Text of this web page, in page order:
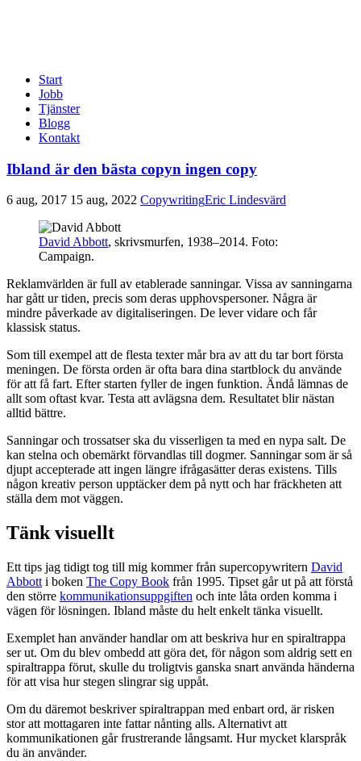
Start
Jobb
Tjänster
Blogg
Kontakt
Ibland är den bästa copyn ingen copy
6 aug, 2017 15 aug, 2022 CopywritingEric Lindesvärd
David Abbott, skrivsmurfen, 1938–2014. Foto:
Campaign.
Reklamvärlden är full av etablerade sanningar. Vissa av sanningarna
har gått ur tiden, precis som deras upphovspersoner. Några är
mindre påverkade av digitaliseringen. De lever vidare och får
klassisk status.
Som till exempel att de flesta texter mår bra av att du tar bort första
meningen. De första orden är ofta bara dina startblock du använde
för att få fart. Efter starten fyller de ingen funktion. Ändå lämnas de
allt som oftast kvar. Testa att avlägsna dem. Resultatet blir nästan
alltid bättre.
Sanningar och trossatser ska du visserligen ta med en nypa salt. De
kan stelna och obemärkt förvandlas till dogmer. Sanningar som är så
djupt accepterade att ingen längre ifrågasätter deras existens. Tills
någon kreativ person upptäcker dem på nytt och har fräckheten att
ställa dem mot väggen.
Tänk visuellt
Ett tips jag tidigt tog till mig kommer från supercopywritern David
Abbott i boken The Copy Book från 1995. Tipset går ut på att förstå
den större kommunikationsuppgiften och inte låta orden komma i
vägen för lösningen. Ibland måste du helt enkelt tänka visuellt.
Exemplet han använder handlar om att beskriva hur en spiraltrappa
ser ut. Om du blev ombedd att göra det, för någon som aldrig sett en
spiraltrappa förut, skulle du troligtvis ganska snart använda händerna
för att visa hur stegen slingrar sig uppåt.
Om du däremot beskriver spiraltrappan med enbart ord, är risken
stor att mottagaren inte fattar nånting alls. Alternativt att
kommunikationen går frustrerande långsamt. Hur mycket klarspråk
du än använder.